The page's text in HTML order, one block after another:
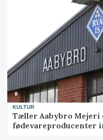
KULTUR
Tæller Aabybro Mejeri
fødevareproducenter